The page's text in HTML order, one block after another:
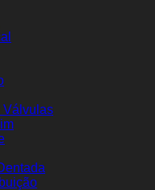
Válvulas